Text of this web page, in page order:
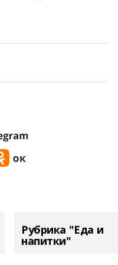
Рубрика "Еда и
напитки"